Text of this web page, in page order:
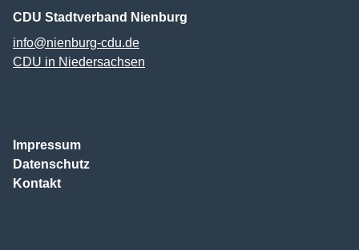
CDU Stadtverband Nienburg
info@nienburg-cdu.de
CDU in Niedersachsen
Impressum
Datenschutz
Kontakt